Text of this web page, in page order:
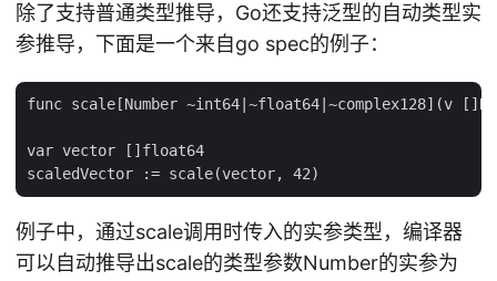
除了支持普通类型推导，Go还支持泛型的自动类型实
参推导，下面是一个来自go spec的例子：
func scale[Number ~int64|~float64|~complex128](v
var vector []float64
例子中，通过scale调用时传入的实参类型，编译器
可以自动推导出scale的类型参数Number的实参为